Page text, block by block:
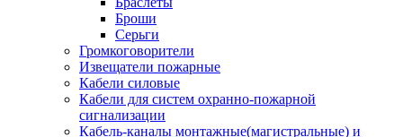
Броши
Серьги
Громкоговорители
Извещатели пожарные
Кабели силовые
Кабели для систем охранно-пожарной
сигнализации
Кабель-каналы монтажные(магистральные) и